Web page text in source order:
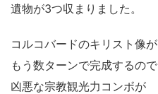
遺物が3つ収まりました。
コルコバードのキリスト像が
もう数ターンで完成するので
凶悪な宗教観光力コンボが